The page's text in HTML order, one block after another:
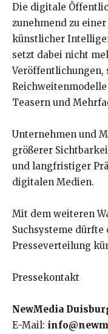
Die digitale
zunehmend zu einer
künstlicher
setzt dabei nicht
Veröffentlichungen,
Teasern und
Unternehmen und
größerer
und langfristiger
digitalen Medien.
Mit dem weiteren
Suchsysteme
Presseverteilung
Pressekontakt
NewMedia
E-Mail: